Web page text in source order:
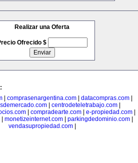
Realizar una Oferta
Ofrecido $
comprasenargentina.com datacompras.com
centrodeteletrabajo.com
| compradearte.com| e-propiedad.com|
| monetizeinternet.com| parkingdedominio.com|
vendasupropiedad.com|